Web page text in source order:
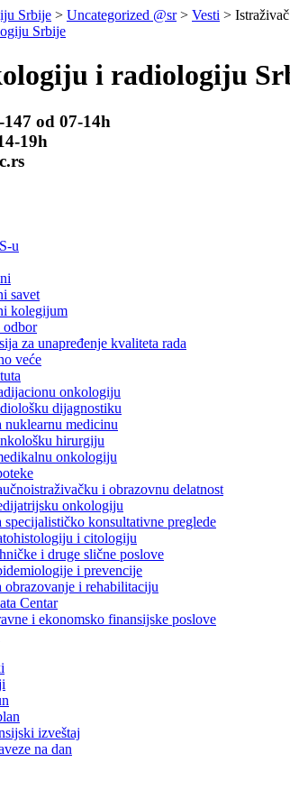
Srbije > Uncategorized @sr> Vesti >
i radiologiju
od 07-14h
19h
u
savet
kolegijum
za unapređenje kvaliteta rada
veće
onkologiju
dijagnostiku
nuklearnu medicinu
hirurgiju
onkologiju
i obrazovnu delatnost
onkologiju
specijalističko konsultativne preglede
i citologiju
i druge slične poslove
i prevencije
obrazovanje i rehabilitaciju
Centar
i ekonomsko finansijske poslove
izveštaj
na dan